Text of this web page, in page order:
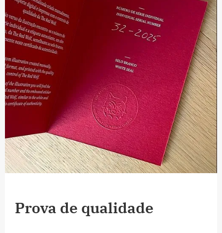
Prova de qualidade